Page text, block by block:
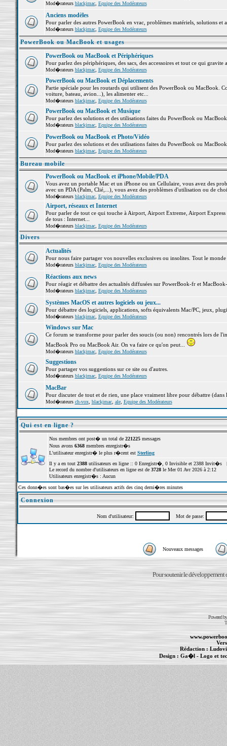
Mod�rateurs blackjmac, Equipe des Modérateurs
Anciens modèles
Pour parler des autres PowerBook en vrac, problèmes matériels, solutions et
Mod�rateurs blackjmac, Equipe des Modérateurs
PowerBook ou MacBook et usages
PowerBook ou MacBook et Périphériques
Pour parlez des périphériques, des sacs, des accessoires et tout ce qui
Mod�rateurs blackjmac, Equipe des Modérateurs
PowerBook ou MacBook et Déplacements
Partie spéciale pour les routards qui utilisent des PowerBook ou MacBook.
voiture, bateau, avion...), les alimenter etc...
Mod�rateurs blackjmac, Equipe des Modérateurs
PowerBook ou MacBook et Musique
Pour parlez des solutions et des utilisations faites du PowerBook ou
Mod�rateurs blackjmac, Equipe des Modérateurs
PowerBook ou MacBook et Photo/Vidéo
Pour parlez des solutions et des utilisations faites du PowerBook ou
Mod�rateurs blackjmac, Equipe des Modérateurs
Bureau mobile
PowerBook ou MacBook et iPhone/Mobile/PDA
Vous avez un portable Mac et un iPhone ou un Cellulaire, vous avez des
avec un PDA (Palm, Clié,...), vous avez des problèmes d'utilisation ou de
Mod�rateurs blackjmac, Equipe des Modérateurs
Airport, réseaux et Internet
Pour parler de tout ce qui touche à Airport, Airport Extreme, Airport
de tous : Internet...
Mod�rateurs blackjmac, Equipe des Modérateurs
Divers
Actualités
Pour nous faire partager vos nouvelles exclusives ou insolites. Tout le
Mod�rateurs blackjmac, Equipe des Modérateurs
Réactions aux news
Pour réagir et débattre des actualités diffusées sur PowerBook-fr et
Mod�rateurs blackjmac, Equipe des Modérateurs
Systèmes MacOS et autres logiciels ou jeux...
Pour débattre des logiciels, applications, softs équivalents Mac/PC, jeux,
Mod�rateurs blackjmac, Equipe des Modérateurs
Windows sur Mac
Ce forum se transforme pour parler des soucis (ou non) rencontrés lors de
MacBook Pro ou MacBook Air. On va faire ce qu'on peut...
Mod�rateurs blackjmac, Equipe des Modérateurs
Suggestions
Pour partager vos suggestions sur ce site ou d'autres.
Mod�rateurs blackjmac, Equipe des Modérateurs
MacBar
Pour discuter de tout et de rien, une place vraiment libre pour débattre (dans
Mod�rateurs ch-vox, blackjmac, ale, Equipe des Modérateurs
Qui est en ligne ?
Nos membres ont post� un total de 221225messages
Nous avons 6368membres enregistr�s
L'utilisateur enregistr� le plus r�cent est Sterling
Il y a en tout 2388utilisateurs en ligne :: 0 Enregistr�, 0 Invisible et 2388 Invit�s
Le record du nombre d'utilisateurs en ligne est de 3728le Mer 01 Avr 2026 à 2:12
Utilisateurs enregistr�s : Aucun
Ces donn�es sont bas�es sur les utilisateurs actifs des cinq derni�res minutes
Connexion
Nom d'utilisateur: Mot de passe:
Nouveaux messages
Pour soutenir le développement
Powered
Rédaction :
Design : Ga�l- Logo et